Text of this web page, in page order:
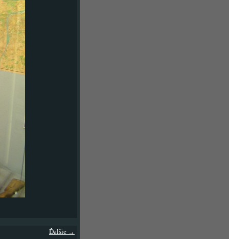
Ďalšie →